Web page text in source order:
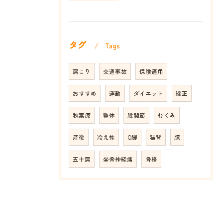
タグ Tags
肩こり 交通事故 保険適用
おすすめ 運動 ダイエット 矯正
秋葉原 整体 股関節 むくみ
産後 冷え性 O脚 猫背 膝
五十肩 坐骨神経痛 骨格